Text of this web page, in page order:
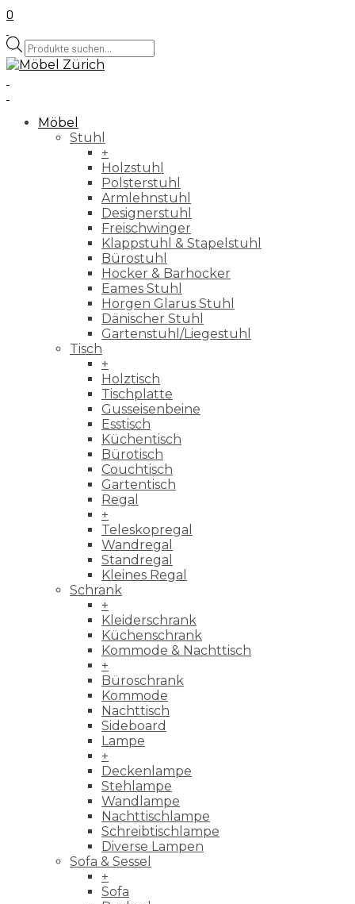
0
Products
search
Möbel
Stuhl
+
Holzstuhl
Polsterstuhl
Armlehnstuhl
Designerstuhl
Freischwinger
Klappstuhl & Stapelstuhl
Bürostuhl
Hocker & Barhocker
Eames Stuhl
Horgen Glarus Stuhl
Dänischer Stuhl
Gartenstuhl/Liegestuhl
Tisch
+
Holztisch
Tischplatte
Gusseisenbeine
Esstisch
Küchentisch
Bürotisch
Couchtisch
Gartentisch
Regal
+
Teleskopregal
Wandregal
Standregal
Kleines Regal
Schrank
+
Kleiderschrank
Küchenschrank
Kommode & Nachttisch
+
Büroschrank
Kommode
Nachttisch
Sideboard
Lampe
+
Deckenlampe
Stehlampe
Wandlampe
Nachttischlampe
Schreibtischlampe
Diverse Lampen
Sofa & Sessel
+
Sofa